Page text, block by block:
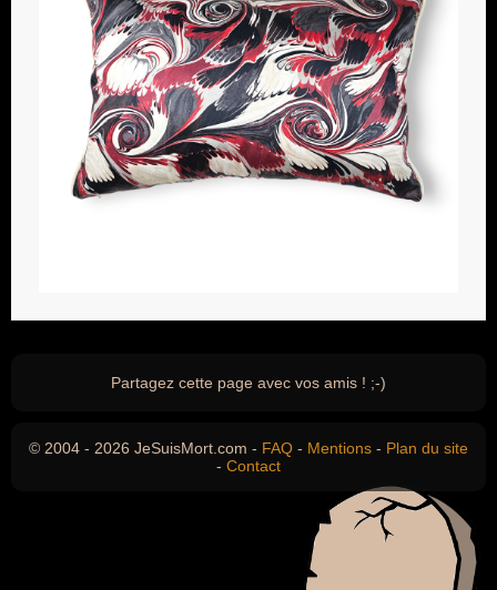
Partagez cette page avec vos amis ! ;-)
© 2004 - 2026 JeSuisMort.com - FAQ - Mentions - Plan du site
- Contact